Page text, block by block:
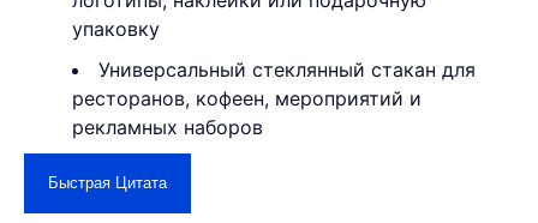
упаковку
Универсальный стеклянный стакан для
ресторанов, кофеен, мероприятий и
рекламных наборов
Быстрая Цитата